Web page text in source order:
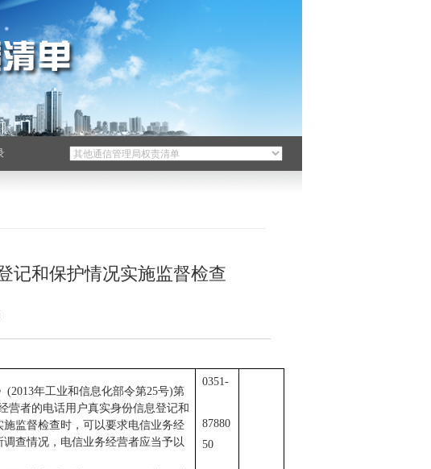
记和保护情况实施监督检查
(2013年工业和信息化部令第25号)第
营者的电话用户真实身份信息登记和
监督检查时，可以要求电信业务经
查情况，电信业务经营者应当予以
0351-
87880
50